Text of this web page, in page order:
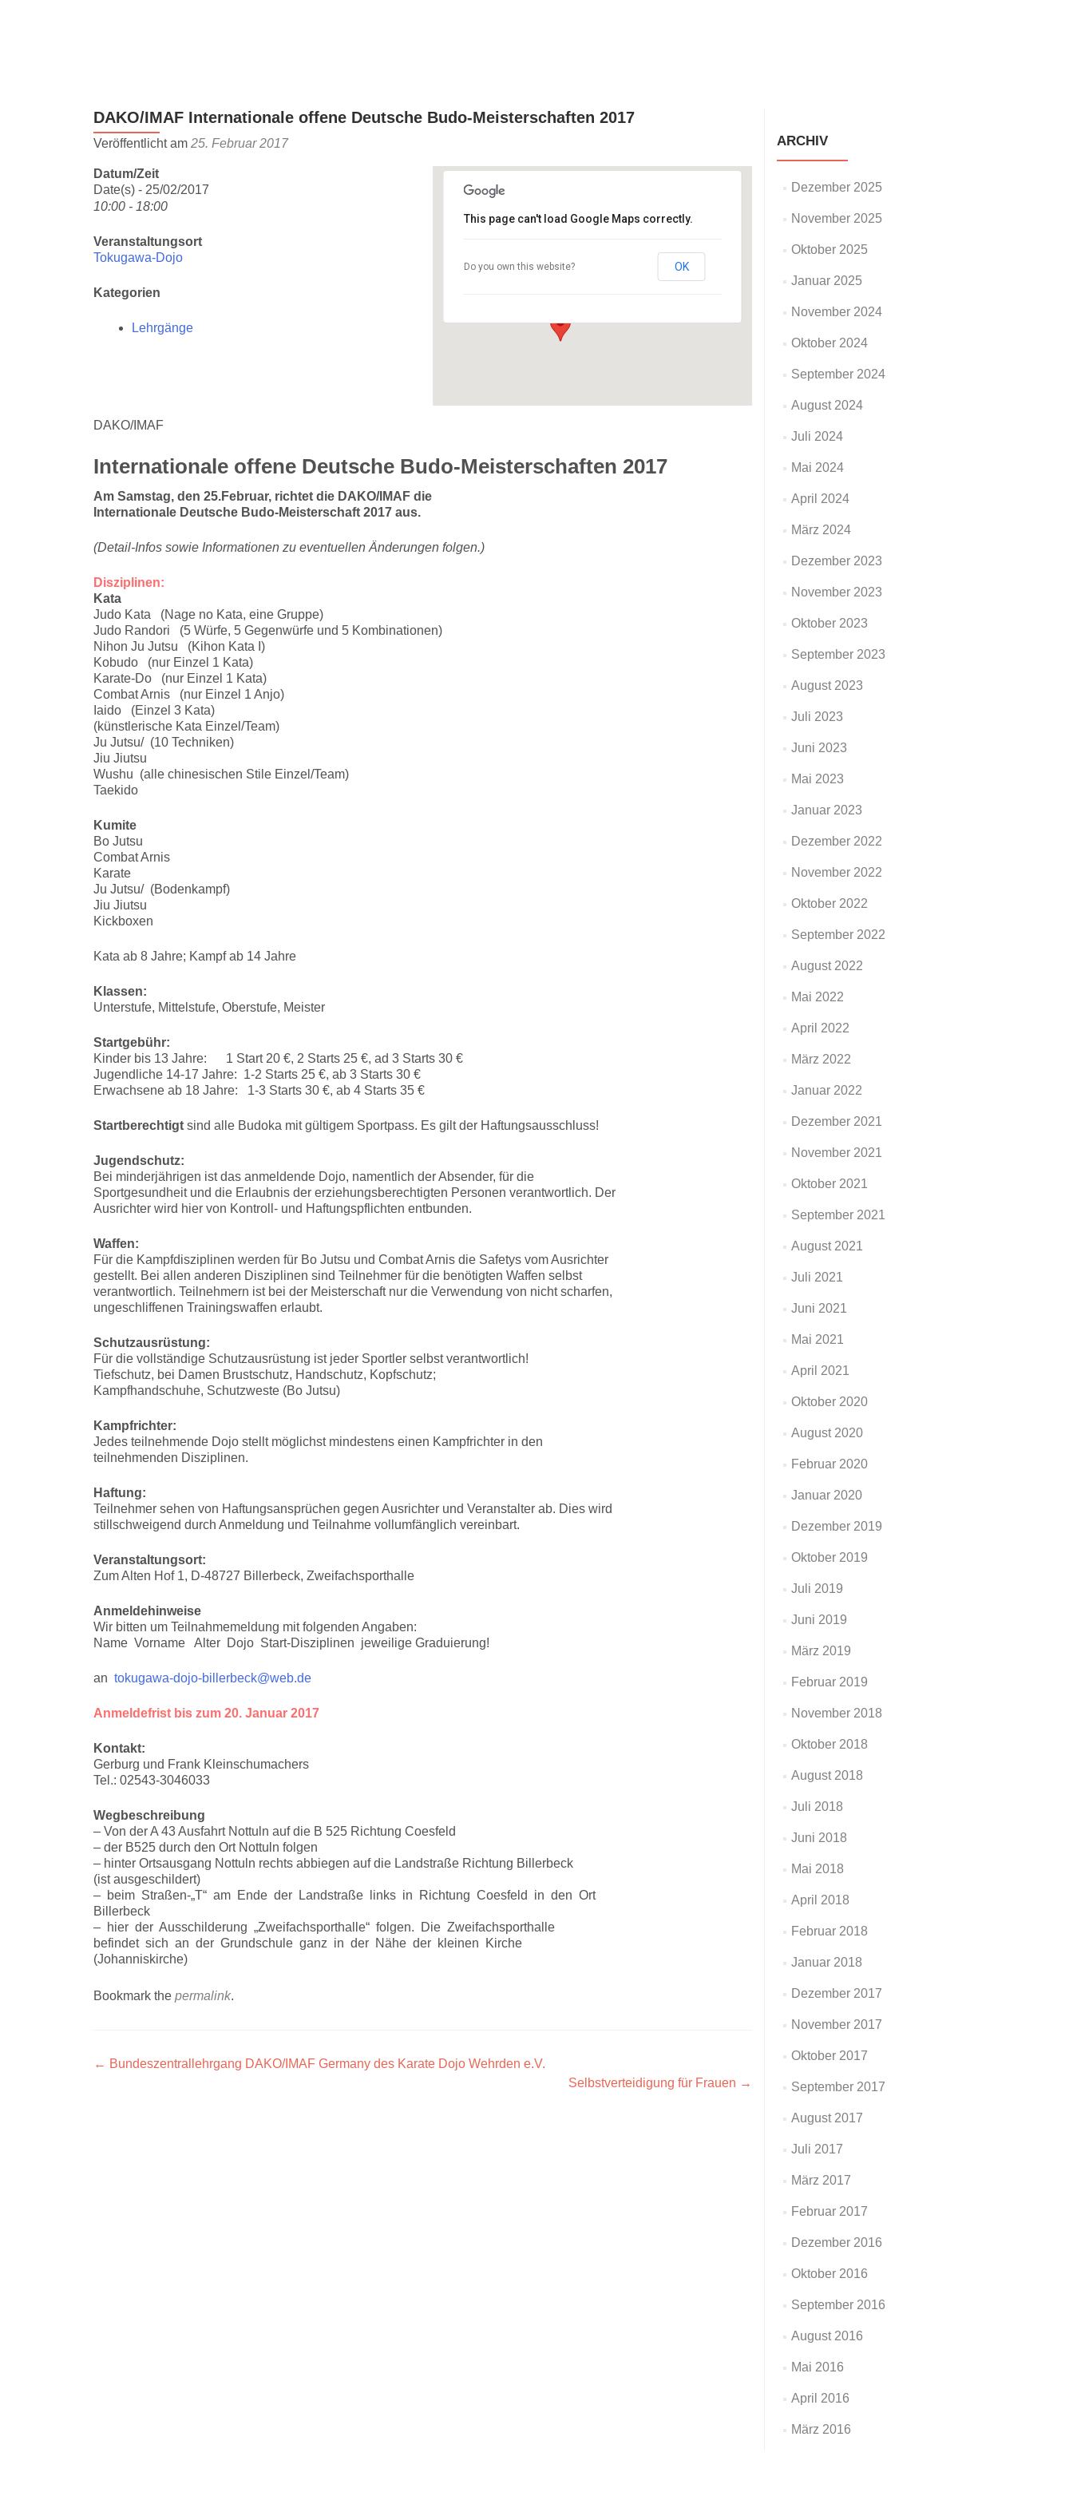
DAKO/IMAF Internationale offene Deutsche Budo-Meisterschaften 2017
Veröffentlicht am 25. Februar 2017
Zum Alten Hof 1 - Billerbeck
This page can't load Google Maps correctly.
Do you own this website? OK
Datum/Zeit
Date(s) - 25/02/2017
10:00 - 18:00
Veranstaltungsort
Tokugawa-Dojo
Kategorien
Lehrgänge
DAKO/IMAF
Internationale offene Deutsche Budo-Meisterschaften 2017
Am Samstag, den 25.Februar, richtet die DAKO/IMAF die
Internationale Deutsche Budo-Meisterschaft 2017 aus.
(Detail-Infos sowie Informationen zu eventuellen Änderungen folgen.)
Disziplinen:
Kata
Judo Kata (Nage no Kata, eine Gruppe)
Judo Randori (5 Würfe, 5 Gegenwürfe und 5 Kombinationen)
Nihon Ju Jutsu (Kihon Kata I)
Kobudo (nur Einzel 1 Kata)
Karate-Do (nur Einzel 1 Kata)
Combat Arnis (nur Einzel 1 Anjo)
Iaido (Einzel 3 Kata)
(künstlerische Kata Einzel/Team)
Ju Jutsu/ (10 Techniken)
Jiu Jiutsu
Wushu (alle chinesischen Stile Einzel/Team)
Taekido
Kumite
Bo Jutsu
Combat Arnis
Karate
Ju Jutsu/ (Bodenkampf)
Jiu Jiutsu
Kickboxen
Kata ab 8 Jahre; Kampf ab 14 Jahre
Klassen:
Unterstufe, Mittelstufe, Oberstufe, Meister
Startgebühr:
Kinder bis 13 Jahre: 1 Start 20 €, 2 Starts 25 €, ad 3 Starts 30 €
Jugendliche 14-17 Jahre: 1-2 Starts 25 €, ab 3 Starts 30 €
Erwachsene ab 18 Jahre: 1-3 Starts 30 €, ab 4 Starts 35 €
Startberechtigt sind alle Budoka mit gültigem Sportpass. Es gilt der Haftungsausschluss!
Jugendschutz:
Bei minderjährigen ist das anmeldende Dojo, namentlich der Absender, für die
Sportgesundheit und die Erlaubnis der erziehungsberechtigten Personen verantwortlich. Der
Ausrichter wird hier von Kontroll- und Haftungspflichten entbunden.
Waffen:
Für die Kampfdisziplinen werden für Bo Jutsu und Combat Arnis die Safetys vom Ausrichter
gestellt. Bei allen anderen Disziplinen sind Teilnehmer für die benötigten Waffen selbst
verantwortlich. Teilnehmern ist bei der Meisterschaft nur die Verwendung von nicht scharfen,
ungeschliffenen Trainingswaffen erlaubt.
Schutzausrüstung:
Für die vollständige Schutzausrüstung ist jeder Sportler selbst verantwortlich!
Tiefschutz, bei Damen Brustschutz, Handschutz, Kopfschutz;
Kampfhandschuhe, Schutzweste (Bo Jutsu)
Kampfrichter:
Jedes teilnehmende Dojo stellt möglichst mindestens einen Kampfrichter in den
teilnehmenden Disziplinen.
Haftung:
Teilnehmer sehen von Haftungsansprüchen gegen Ausrichter und Veranstalter ab. Dies wird
stillschweigend durch Anmeldung und Teilnahme vollumfänglich vereinbart.
Veranstaltungsort:
Zum Alten Hof 1, D-48727 Billerbeck, Zweifachsporthalle
Anmeldehinweise
Wir bitten um Teilnahmemeldung mit folgenden Angaben:
Name Vorname Alter Dojo Start-Disziplinen jeweilige Graduierung!
an tokugawa-dojo-billerbeck@web.de
Anmeldefrist bis zum 20. Januar 2017
Kontakt:
Gerburg und Frank Kleinschumachers
Tel.: 02543-3046033
Wegbeschreibung
– Von der A 43 Ausfahrt Nottuln auf die B 525 Richtung Coesfeld
– der B525 durch den Ort Nottuln folgen
– hinter Ortsausgang Nottuln rechts abbiegen auf die Landstraße Richtung Billerbeck
(ist ausgeschildert)
– beim Straßen-„T“ am Ende der Landstraße links in Richtung Coesfeld in den Ort
Billerbeck
– hier der Ausschilderung „Zweifachsporthalle“ folgen. Die Zweifachsporthalle
befindet sich an der Grundschule ganz in der Nähe der kleinen Kirche
(Johanniskirche)
Bookmark the permalink.
Artikel-
← Bundeszentrallehrgang DAKO/IMAF Germany des Karate Dojo Wehrden e.V.
Selbstverteidigung für Frauen →
ARCHIV
Dezember 2025
November 2025
Oktober 2025
Januar 2025
November 2024
Oktober 2024
September 2024
August 2024
Juli 2024
Mai 2024
April 2024
März 2024
Dezember 2023
November 2023
Oktober 2023
September 2023
August 2023
Juli 2023
Juni 2023
Mai 2023
Januar 2023
Dezember 2022
November 2022
Oktober 2022
September 2022
August 2022
Mai 2022
April 2022
März 2022
Januar 2022
Dezember 2021
November 2021
Oktober 2021
September 2021
August 2021
Juli 2021
Juni 2021
Mai 2021
April 2021
Oktober 2020
August 2020
Februar 2020
Januar 2020
Dezember 2019
Oktober 2019
Juli 2019
Juni 2019
März 2019
Februar 2019
November 2018
Oktober 2018
August 2018
Juli 2018
Juni 2018
Mai 2018
April 2018
Februar 2018
Januar 2018
Dezember 2017
November 2017
Oktober 2017
September 2017
August 2017
Juli 2017
März 2017
Februar 2017
Dezember 2016
Oktober 2016
September 2016
August 2016
Mai 2016
April 2016
März 2016